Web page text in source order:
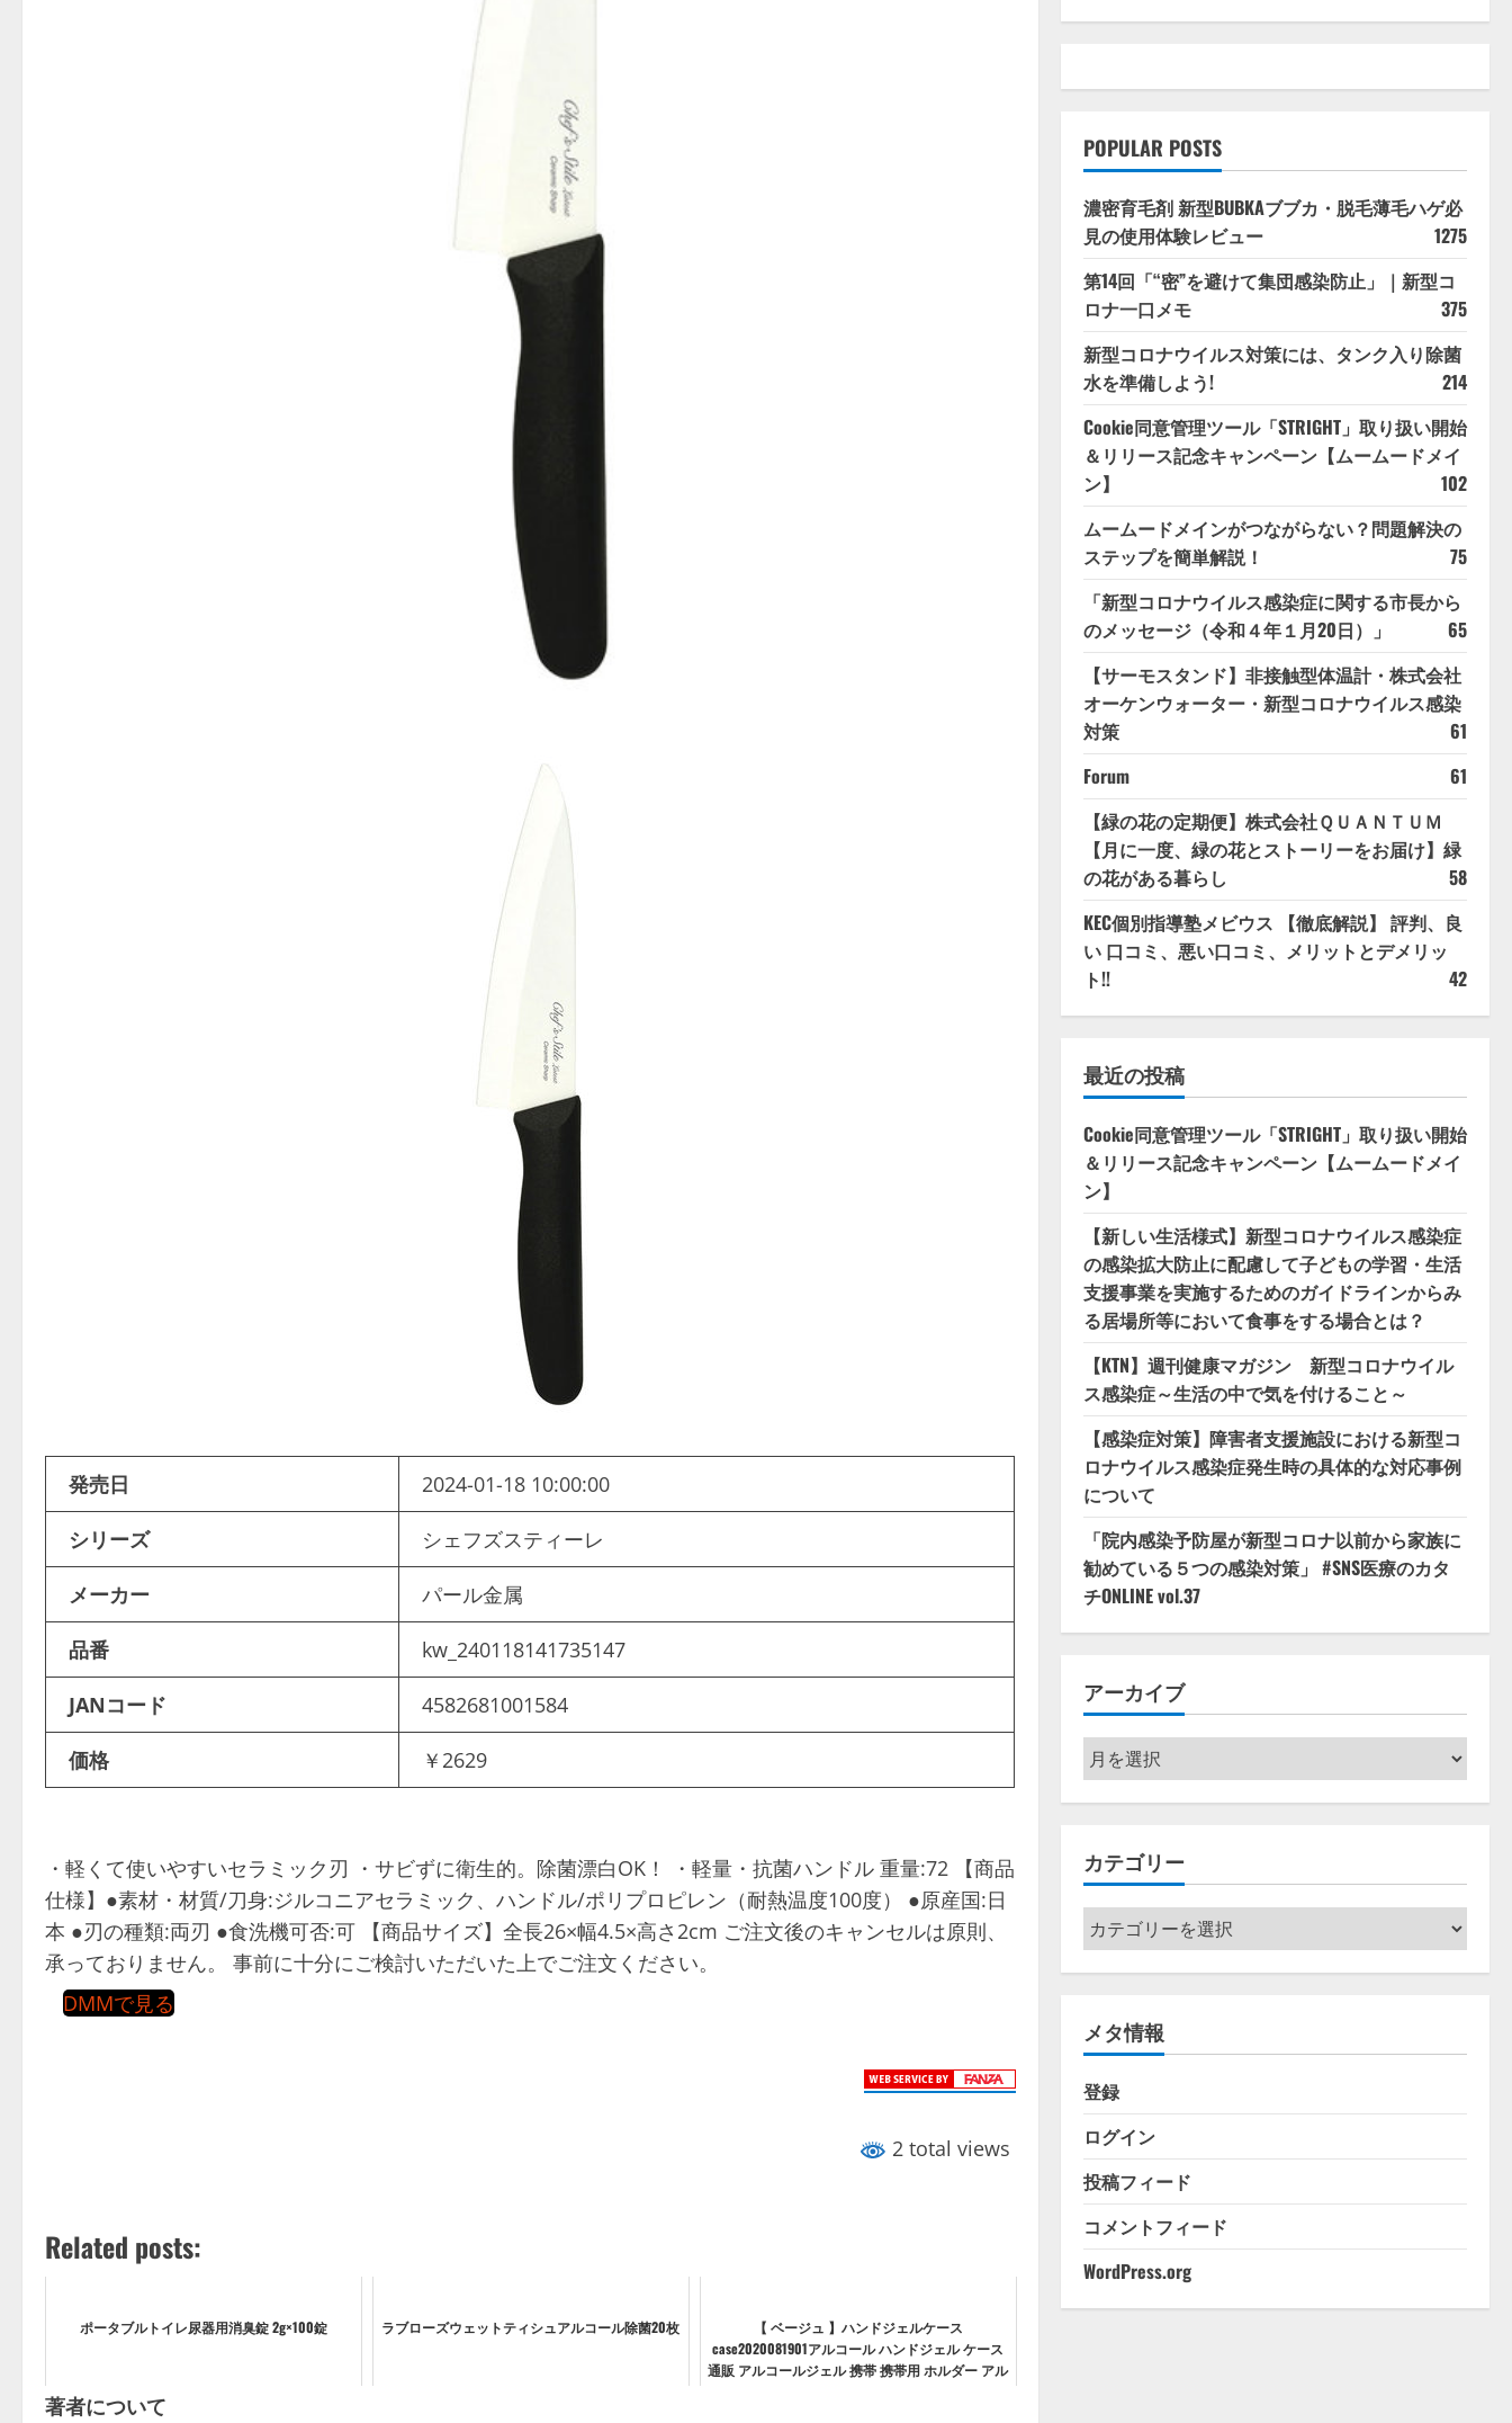
発売日 2024-01-18 10:00:00
シリーズ シェフズスティーレ
メーカー パール金属
品番 kw_240118141735147
JANコード 4582681001584
価格 ￥2629
・軽くて使いやすいセラミック刃 ・サビずに衛生的。除菌漂白OK！ ・軽量・抗菌ハンドル 重量:72 【商品
仕様】●素材・材質/刀身:ジルコニアセラミック、ハンドル/ポリプロピレン（耐熱温度100度） ●原産国:日
本 ●刃の種類:両刃 ●食洗機可否:可 【商品サイズ】全長26×幅4.5×高さ2cm ご注文後のキャンセルは原則、
承っておりません。 事前に十分にご検討いただいた上でご注文ください。
DMMで見る
2 total views
Related posts:
ポータブルトイレ尿器用消臭錠 2g×100錠 ラブローズウェットティシュアルコール除菌20枚
【 ベージュ 】ハンドジェルケース
case2020081901アルコール ハンドジェル ケース
通販 アルコールジェル 携帯 携帯用 ホルダー アル
著者について
POPULAR POSTS
濃密育毛剤 新型BUBKAブブカ・脱毛薄毛ハゲ必
見の使用体験レビュー
1275
第14回「“密”を避けて集団感染防止」｜新型コ
ロナ一口メモ
375
新型コロナウイルス対策には、タンク入り除菌
水を準備しよう!
214
Cookie同意管理ツール「STRIGHT」取り扱い開始
＆リリース記念キャンペーン【ムームードメイ
ン】
102
ムームードメインがつながらない？問題解決の
ステップを簡単解説！
75
「新型コロナウイルス感染症に関する市長から
のメッセージ（令和４年１月20日）」
65
【サーモスタンド】非接触型体温計・株式会社
オーケンウォーター・新型コロナウイルス感染
対策
61
Forum
61
【緑の花の定期便】株式会社ＱＵＡＮＴＵＭ
【月に一度、緑の花とストーリーをお届け】緑
の花がある暮らし
58
KEC個別指導塾メビウス 【徹底解説】 評判、良
い 口コミ、悪い口コミ、メリットとデメリッ
ト!!
42
最近の投稿
Cookie同意管理ツール「STRIGHT」取り扱い開始
＆リリース記念キャンペーン【ムームードメイ
ン】
【新しい生活様式】新型コロナウイルス感染症
の感染拡大防止に配慮して子どもの学習・生活
支援事業を実施するためのガイドラインからみ
る居場所等において食事をする場合とは？
【KTN】週刊健康マガジン 新型コロナウイル
ス感染症～生活の中で気を付けること～
【感染症対策】障害者支援施設における新型コ
ロナウイルス感染症発生時の具体的な対応事例
について
「院内感染予防屋が新型コロナ以前から家族に
勧めている５つの感染対策」 #SNS医療のカタ
チONLINE vol.37
アーカイブ
ア
ー
カ
ブ
カテゴリー
カ
テ
ゴ
ー
メタ情報
登録
ログイン
投稿フィード
コメントフィード
WordPress.org